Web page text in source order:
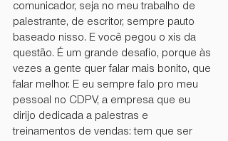
comunicador, seja no meu trabalho de
palestrante, de escritor, sempre pauto
baseado nisso. E você pegou o xis da
questão. É um grande desafio, porque às
vezes a gente quer falar mais bonito, que
falar melhor. E eu sempre falo pro meu
pessoal no CDPV, a empresa que eu
dirijo dedicada a palestras e
treinamentos de vendas: tem que ser